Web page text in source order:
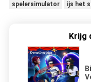
spelersimulator ijs het
Krijg